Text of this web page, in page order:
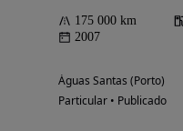
175 000 km
2007
Águas Santas (Porto)
Particular • Publicado